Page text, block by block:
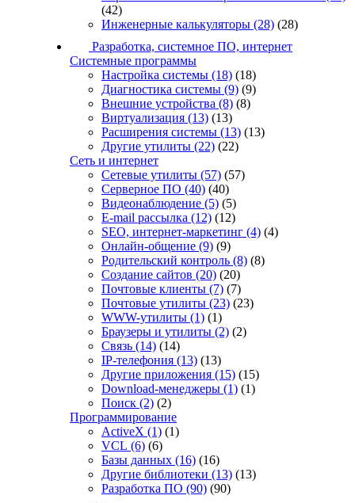
(42)
Инженерные калькуляторы (28) (28)
Разработка, системное ПО, интернет
Системные программы
Настройка системы (18) (18)
Диагностика системы (9) (9)
Внешние устройства (8) (8)
Виртуализация (13) (13)
Расширения системы (13) (13)
Другие утилиты (22) (22)
Сеть и интернет
Сетевые утилиты (57) (57)
Серверное ПО (40) (40)
Видеонаблюдение (5) (5)
E-mail рассылка (12) (12)
SEO, интернет-маркетинг (4) (4)
Онлайн-общение (9) (9)
Родительский контроль (8) (8)
Создание сайтов (20) (20)
Почтовые клиенты (7) (7)
Почтовые утилиты (23) (23)
WWW-утилиты (1) (1)
Браузеры и утилиты (2) (2)
Связь (14) (14)
IP-телефония (13) (13)
Другие приложения (15) (15)
Download-менеджеры (1) (1)
Поиск (2) (2)
Программирование
ActiveX (1) (1)
VCL (6) (6)
Базы данных (16) (16)
Другие библиотеки (13) (13)
Разработка ПО (90) (90)